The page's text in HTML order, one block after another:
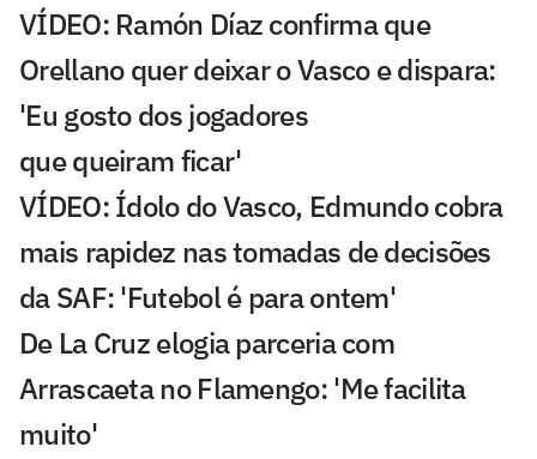
VÍDEO: Ramón Díaz confirma que
Orellano quer deixar o Vasco e dispara:
'Eu gosto dos jogadores
que queiram ficar'
VÍDEO: Ídolo do Vasco, Edmundo cobra
mais rapidez nas tomadas de decisões
da SAF: 'Futebol é para ontem'
De La Cruz elogia parceria com
Arrascaeta no Flamengo: 'Me facilita
muito'